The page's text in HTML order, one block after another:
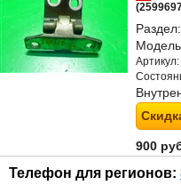
Раздел:
Артикул:
900
Телефон для регионов: